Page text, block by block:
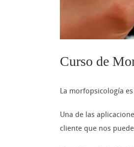
Curso de
La morfopsicología
Una de las
cliente que nos